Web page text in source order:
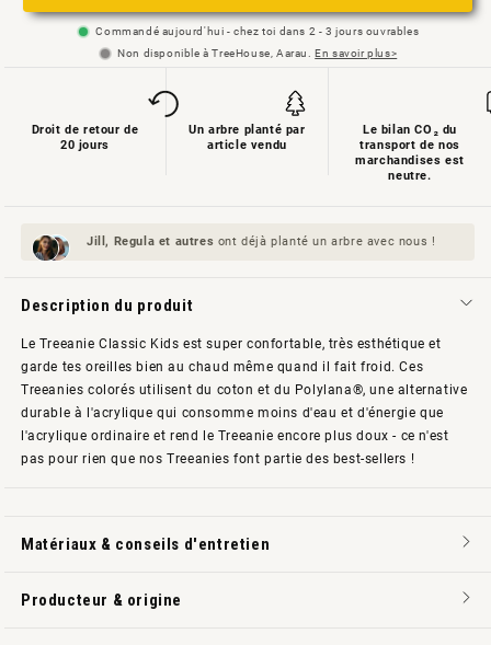
disponible
dispo
Commandé aujourd'hui - chez toi dans 2 - 3 jours ouvrables
Non disponible à TreeHouse, Aarau. En savoir plus>
Droit de retour de
20 jours
Un arbre planté par
article vendu
Le bilan CO₂ du
transport de nos
marchandises est
neutre.
Jill, Regula et autres ont déjà planté un arbre avec nous !
Description du produit
Le Treeanie Classic Kids est super confortable, très esthétique et
garde tes oreilles bien au chaud même quand il fait froid. Ces
Treeanies colorés utilisent du coton et du Polylana®, une alternative
durable à l'acrylique qui consomme moins d'eau et d'énergie que
l'acrylique ordinaire et rend le Treeanie encore plus doux - ce n'est
pas pour rien que nos Treeanies font partie des best-sellers !
Matériaux & conseils d'entretien
Producteur & origine